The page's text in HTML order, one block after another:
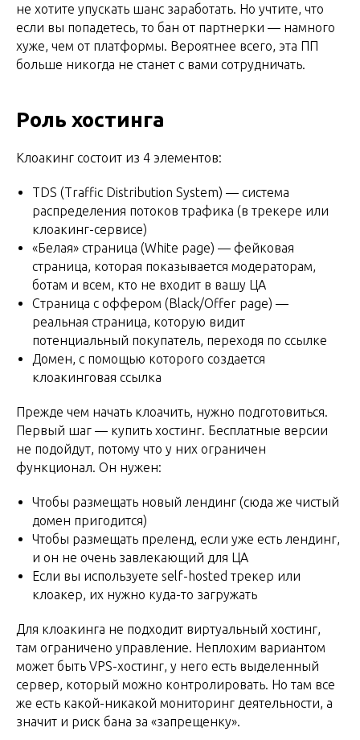
не хотите упускать шанс заработать. Но учтите, что
если вы попадетесь, то бан от партнерки — намного
хуже, чем от платформы. Вероятнее всего, эта ПП
больше никогда не станет с вами сотрудничать.
Роль хостинга
Клоакинг состоит из 4 элементов:
TDS (Traffic Distribution System) — система
распределения потоков трафика (в трекере или
клоакинг-сервисе)
«Белая» страница (White page) — фейковая
страница, которая показывается модераторам,
ботам и всем, кто не входит в вашу ЦА
Страница с оффером (Black/Offer page) —
реальная страница, которую видит
потенциальный покупатель, переходя по ссылке
Домен, с помощью которого создается
клоакинговая ссылка
Прежде чем начать клоачить, нужно подготовиться.
Первый шаг — купить хостинг. Бесплатные версии
не подойдут, потому что у них ограничен
функционал. Он нужен:
Чтобы размещать новый лендинг (сюда же чистый
домен пригодится)
Чтобы размещать преленд, если уже есть лендинг,
и он не очень завлекающий для ЦА
Если вы используете self-hosted трекер или
клоакер, их нужно куда-то загружать
Для клоакинга не подходит виртуальный хостинг,
там ограничено управление. Неплохим вариантом
может быть VPS-хостинг, у него есть выделенный
сервер, который можно контролировать. Но там все
же есть какой-никакой мониторинг деятельности, а
значит и риск бана за «запрещенку».